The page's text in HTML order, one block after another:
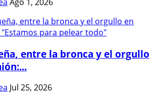
entre la bronca y el orgullo
Jul 25, 2026